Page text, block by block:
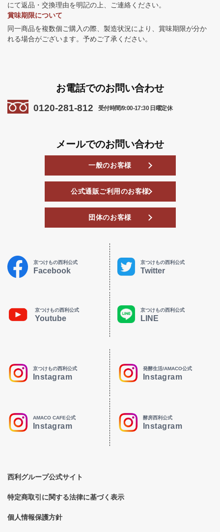
にて返品・交換理由を明記の上、ご連絡ください。
賞味期限について
同一商品を複数個ご購入の際、製造状況により、賞味期限が分か
れる場合がございます。予めご了承ください。
お電話でのお問い合わせ
0120-281-812 受付時間/9:00-17:30 日曜定休
メールでのお問い合わせ
一般のお客様
公式通販ご利用のお客様
団体のお客様
京つけもの西利公式
Facebook
京つけもの西利公式
Twitter
京つけもの西利公式
Youtube
京つけもの西利公式
LINE
京つけもの西利公式
Instagram
発酵生活/AMACO公式
Instagram
AMACO CAFE公式
Instagram
酵房西利公式
Instagram
西利グループ公式サイト
特定商取引に関する法律に基づく表示
個人情報保護方針